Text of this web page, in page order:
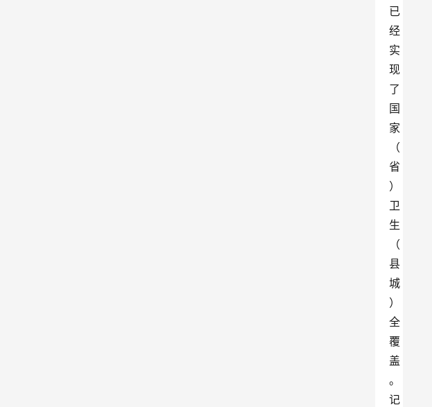
已
经
实
现
了
国
家
（
省
）
卫
生
（
县
城
）
全
覆
盖
。
记